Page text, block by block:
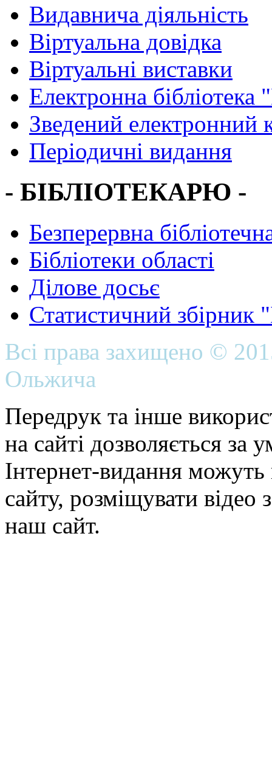
Видавнича діяльність
Віртуальна довідка
Віртуальні виставки
Електронна
Зведений електронний
Періодичні видання
- БІБЛІОТЕКАРЮ -
Безперервна
Бібліотеки області
Ділове досьє
Статистичний
Всі права захищено ©
Ольжича
Передрук та інше
на сайті дозволяється
Інтернет-видання можуть
сайту, розміщувати відео
наш сайт.